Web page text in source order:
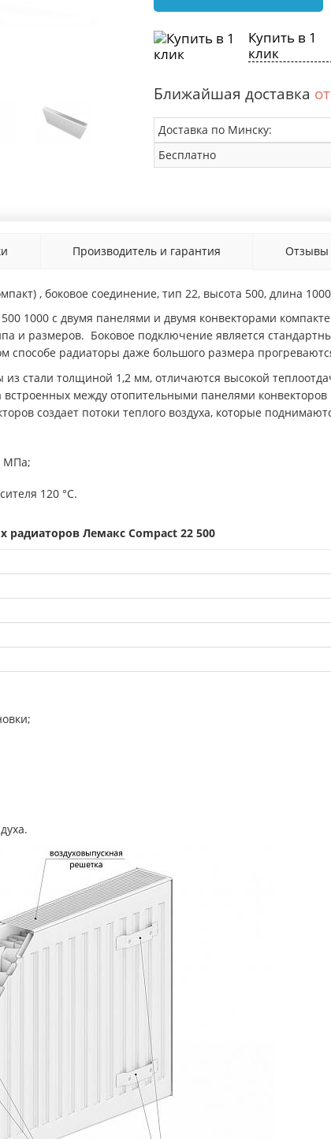
Купить в 1
клик
Ближайшая доставка
Доставка по Минску:
Бесплатно
Производитель и гарантия Отзывы
, боковое соединение, тип 22, высота 500, длина
1000 с двумя панелями и двумя конвекторами
и размеров. Боковое подключение является
способе радиаторы даже большого размера
из стали толщиной 1,2 мм, отличаются высокой
между отопительными панелями
создает потоки теплого воздуха, которые
МПа;
120 °С.
Лемакс Compact 22 500